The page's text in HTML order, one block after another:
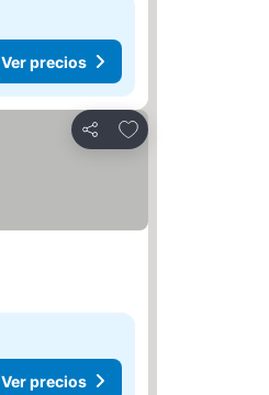
Ver precios
Compartir
Agregar a favoritos
Ver precios